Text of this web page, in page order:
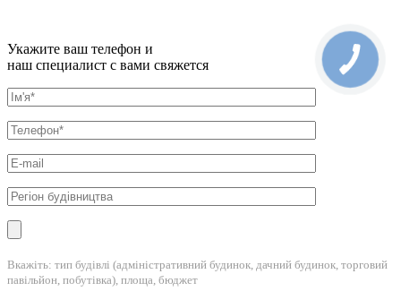
Укажите ваш телефон и
наш специалист с вами свяжется
Вкажіть: тип будівлі (адміністративний будинок, дачний будинок, торговий
павільйон, побутівка), площа, бюджет